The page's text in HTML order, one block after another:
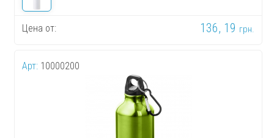
Цена от: 136, 19 грн.
Арт: 10000200